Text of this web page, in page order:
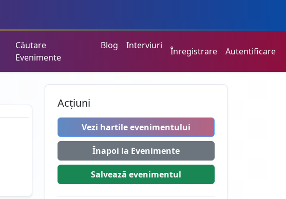
Căutare
Evenimente
Blog Interviuri
Înregistrare Autentificare
Acțiuni
Vezi hartile evenimentului
Înapoi la Evenimente
Salvează evenimentul